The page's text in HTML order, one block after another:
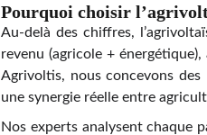
Pourquoi choisir
Au-delà des chiffres,
revenu (agricole +
Agrivoltis, nous concevons
une synergie réelle entre
Nos experts analysent chaque